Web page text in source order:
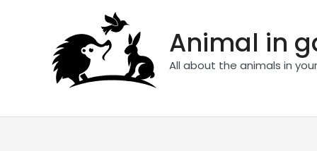
Animal in
All about the animals in